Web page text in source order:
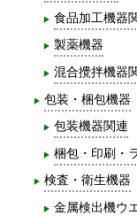
食品加工機器
製薬機器
混合攪拌機器
包装・梱包機器
包装機器関連
梱包・印刷・
検査・衛生機器
金属検出機ウ